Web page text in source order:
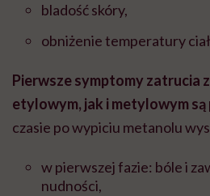
bladość skóry,
obniżenie temperatury
Pierwsze symptomy zatrucia
etylowym, jak i metylowym są
czasie po wypiciu metanolu
w pierwszej fazie: bóle i
nudności,